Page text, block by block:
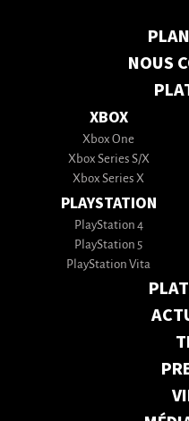
NOUS
XBOX
Xbox One
Xbox Series S/X
Xbox Series X
PLAYSTATION
PlayStation 4
PlayStation 5
PlayStation Vita